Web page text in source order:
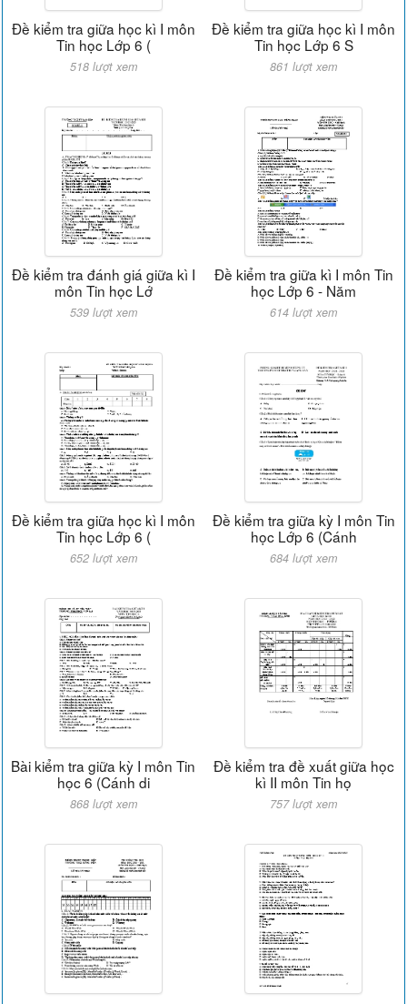
Đề kiểm tra giữa học kì I môn
Tin học Lớp 6 (
518 lượt xem
Đề kiểm tra giữa học kì I môn
Tin học Lớp 6 S
861 lượt xem
Đề kiểm tra đánh giá giữa kì I
môn Tin học Lớ
539 lượt xem
Đề kiểm tra giữa kì I môn Tin
học Lớp 6 - Năm
614 lượt xem
Đề kiểm tra giữa học kì I môn
Tin học Lớp 6 (
652 lượt xem
Đề kiểm tra giữa kỳ I môn Tin
học Lớp 6 (Cánh
684 lượt xem
Bài kiểm tra giữa kỳ I môn Tin
học 6 (Cánh di
868 lượt xem
Đề kiểm tra đề xuất giữa học
kì II môn Tin họ
757 lượt xem